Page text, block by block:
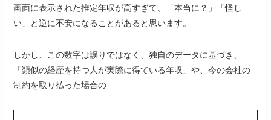
画面に表示された推定年収が高すぎて、「本当に？」「怪し
い」と逆に不安になることがあると思います。
しかし、この数字は誤りではなく、独自のデータに基づき、
「類似の経歴を持つ人が実際に得ている年収」や、今の会社の
制約を取り払った場合の